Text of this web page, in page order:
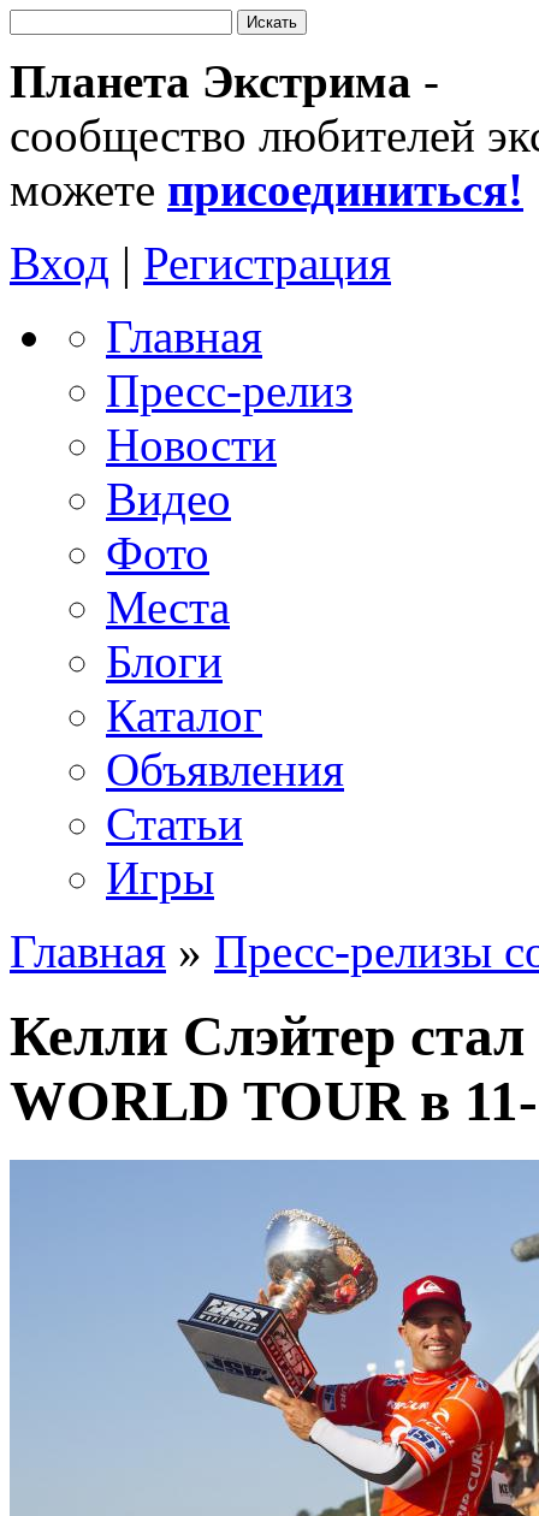
Планета Экстрима -
сообщество любителей
можете присоединиться!
Вход | Регистрация
Главная
Пресс-релиз
Новости
Видео
Фото
Места
Блоги
Каталог
Объявления
Статьи
Игры
Главная » Пресс-релизы
Келли Слэйтер стал
WORLD TOUR в